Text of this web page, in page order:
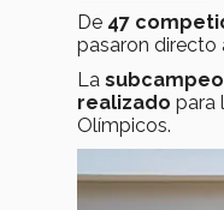
De 47
pasaron directo
La
realizado para
Olímpicos.